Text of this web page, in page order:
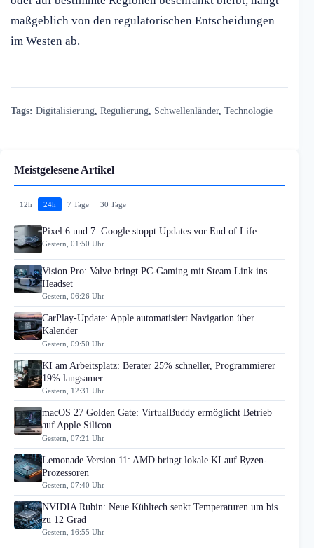
maßgeblich von den regulatorischen Entscheidungen
im Westen ab.
Tags: Digitalisierung Regulierung Schwellenländer, Technologie
Meistgelesene Artikel
12h 24h 7 Tage 30 Tage
Pixel 6 und 7: Google stoppt Updates vor End of Life
Gestern, 01:50 Uhr
Vision Pro: Valve bringt PC-Gaming mit Steam Link ins
Headset
Gestern, 06:26 Uhr
CarPlay-Update: Apple automatisiert Navigation über
Kalender
Gestern, 09:50 Uhr
KI am Arbeitsplatz: Berater 25% schneller, Programmierer
19% langsamer
Gestern, 12:31 Uhr
macOS 27 Golden Gate: VirtualBuddy ermöglicht Betrieb
auf Apple Silicon
Gestern, 07:21 Uhr
Lemonade Version 11: AMD bringt lokale KI auf Ryzen-
Prozessoren
Gestern, 07:40 Uhr
NVIDIA Rubin: Neue Kühltech senkt Temperaturen um bis
zu 12 Grad
Gestern, 16:55 Uhr